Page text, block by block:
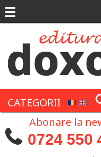
CATEGORII
Abonare la
0724 550